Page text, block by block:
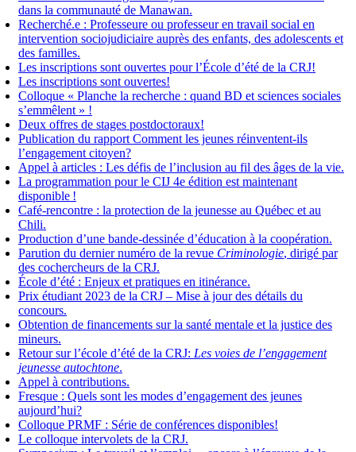
dans la communauté de Manawan.
Recherché.e : Professeure ou professeur en travail social en
intervention sociojudiciaire auprès des enfants, des adolescents et
des familles.
Les inscriptions sont ouvertes pour l’École d’été de la CRJ!
Les inscriptions sont ouvertes!
Colloque « Planche la recherche : quand BD et sciences sociales
s’emmêlent » !
Deux offres de stages postdoctoraux!
Publication du rapport Comment les jeunes réinventent-ils
l’engagement citoyen?
Appel à articles : Les défis de l’inclusion au fil des âges de la vie.
La programmation pour le CIJ 4e édition est maintenant
disponible !
Café-rencontre : la protection de la jeunesse au Québec et au
Chili.
Production d’une bande-dessinée d’éducation à la coopération.
Parution du dernier numéro de la revue Criminologie, dirigé par
des cochercheurs de la CRJ.
École d’été : Enjeux et pratiques en itinérance.
Prix étudiant 2023 de la CRJ – Mise à jour des détails du
concours.
Obtention de financements sur la santé mentale et la justice des
mineurs.
Retour sur l’école d’été de la CRJ: Les voies de l’engagement
jeunesse autochtone.
Appel à contributions.
Fresque : Quels sont les modes d’engagement des jeunes
aujourd’hui?
Colloque PRMF : Série de conférences disponibles!
Le colloque intervolets de la CRJ.